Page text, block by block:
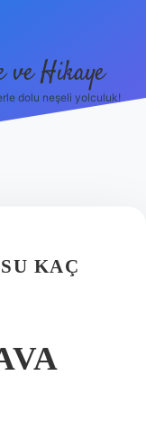
ve Hikaye
dolu neşeli yolculuk!
KAÇ